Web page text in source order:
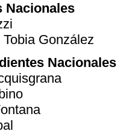
Nacionales
González
Nacionales